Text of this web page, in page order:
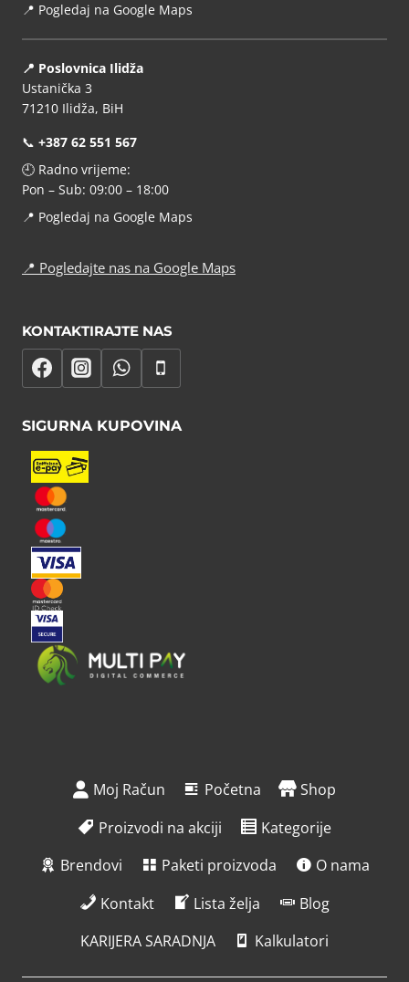
📍 Pogledaj na Google Maps
📍 Poslovnica Ilidža
Ustanička 3
71210 Ilidža, BiH
📞 +387 62 551 567
🕘 Radno vrijeme:
Pon – Sub: 09:00 – 18:00
📍 Pogledaj na Google Maps
📍 Pogledajte nas na Google Maps
KONTAKTIRAJTE NAS
SIGURNA KUPOVINA
Moj Račun Početna
Shop
Proizvodi na akciji
Kategorije
Brendovi
Paketi proizvoda
O nama
Kontakt
Lista želja
Blog
KARIJERA SARADNJA
Kalkulatori